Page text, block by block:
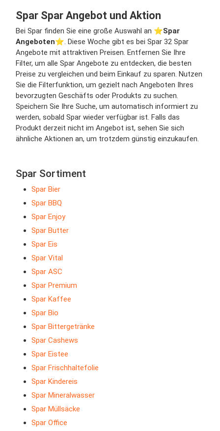
Spar Spar Angebot und Aktion
Bei Spar finden Sie eine große Auswahl an ⭐️Spar
Angeboten⭐️. Diese Woche gibt es bei Spar 32 Spar
Angebote mit attraktiven Preisen. Entfernen Sie Ihre
Filter, um alle Spar Angebote zu entdecken, die besten
Preise zu vergleichen und beim Einkauf zu sparen. Nutzen
Sie die Filterfunktion, um gezielt nach Angeboten Ihres
bevorzugten Geschäfts oder Produkts zu suchen.
Speichern Sie Ihre Suche, um automatisch informiert zu
werden, sobald Spar wieder verfügbar ist. Falls das
Produkt derzeit nicht im Angebot ist, sehen Sie sich
ähnliche Aktionen an, um trotzdem günstig einzukaufen.
Spar Sortiment
Spar Bier
Spar BBQ
Spar Enjoy
Spar Butter
Spar Eis
Spar Vital
Spar ASC
Spar Premium
Spar Kaffee
Spar Bio
Spar Bittergetränke
Spar Cashews
Spar Eistee
Spar Frischhaltefolie
Spar Kindereis
Spar Mineralwasser
Spar Müllsäcke
Spar Office